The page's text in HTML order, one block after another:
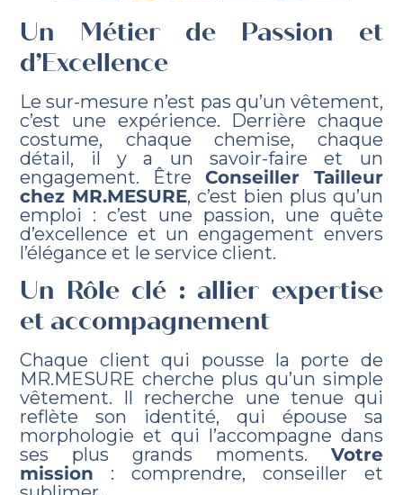
Un Métier de Passion et
d’Excellence
Le sur-mesure n’est pas qu’un vêtement,
c’est une expérience. Derrière chaque
costume, chaque chemise, chaque
détail, il y a un savoir-faire et un
engagement. Être Conseiller Tailleur
chez MR.MESURE, c’est bien plus qu’un
emploi : c’est une passion, une quête
d’excellence et un engagement envers
l’élégance et le service client.
Un Rôle clé : allier expertise
et accompagnement
Chaque client qui pousse la porte de
MR.MESURE cherche plus qu’un simple
vêtement. Il recherche une tenue qui
reflète son identité, qui épouse sa
morphologie et qui l’accompagne dans
ses plus grands moments. Votre
mission : comprendre, conseiller et